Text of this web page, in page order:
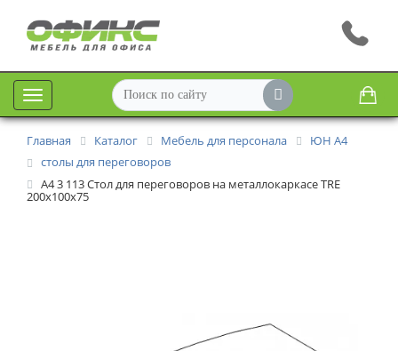
Меню
Главная Каталог Мебель для персонала
ЮН А4
столы для переговоров
А4 3 113 Стол для переговоров на металлокаркасе TRE
200x100x75